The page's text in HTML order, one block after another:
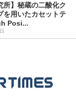
所】秘蔵の二酸化ク
を用いたカセットテ
Posi...